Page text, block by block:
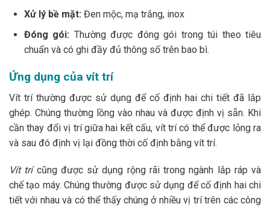
Xử lý bề mặt: Đen mộc, mạ trắng, inox
Đóng gói: Thường được đóng gói trong túi theo tiêu
chuẩn và có ghi đầy đủ thông số trên bao bì.
Ứng dụng của vít trí
Vít trí thường được sử dụng để cố định hai chi tiết đã lắp
ghép. Chúng thường lồng vào nhau và được định vị sẵn. Khi
cần thay đổi vị trí giữa hai kết cấu, vít trí có thể được lỏng ra
và sau đó định vị lại đồng thời cố định bằng vít trí.
Vít trícũng được sử dụng rộng rãi trong ngành lắp ráp và
chế tạo máy. Chúng thường được sử dụng để cố định hai chi
tiết với nhau và có thể thấy chúng ở nhiều vị trí trên các công